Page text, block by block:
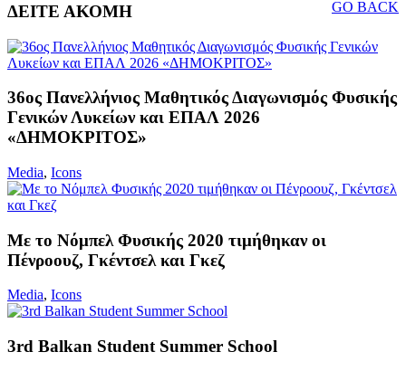
GO BACK
ΔΕΙΤΕ ΑΚΟΜΗ
36ος Πανελλήνιος Μαθητικός Διαγωνισμός Φυσικής
Γενικών Λυκείων και ΕΠΑΛ 2026
«ΔΗΜΟΚΡΙΤΟΣ»
Media, Icons
Με το Νόμπελ Φυσικής 2020 τιμήθηκαν οι
Πένροουζ, Γκέντσελ και Γκεζ
Media, Icons
3rd Balkan Student Summer School